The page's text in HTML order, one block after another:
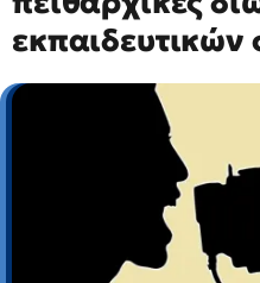
εκπαιδευτικών